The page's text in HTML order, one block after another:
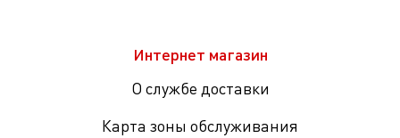
Интернет магазин
О службе доставки
Карта зоны обслуживания